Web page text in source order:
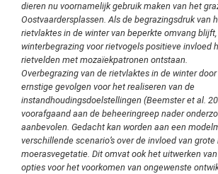
dieren nu voornamelijk gebruik maken van het
Oostvaardersplassen. Als de begrazingsdruk van
rietvlaktes in de winter van beperkte omvang blijft,
winterbegrazing voor rietvogels positieve invloed
rietvelden met mozaïekpatronen ontstaan.
Overbegrazing van de rietvlaktes in de winter
ernstige gevolgen voor het realiseren van de
instandhoudingsdoelstellingen (Beemster et al.
voorafgaand aan de beheeringreep nader
aanbevolen. Gedacht kan worden aan een
verschillende scenario’s over de invloed van
moerasvegetatie. Dit omvat ook het uitwerken
opties voor het voorkomen van ongewenste